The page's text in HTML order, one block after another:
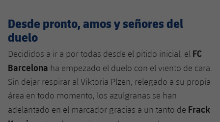
Estadi Johan Cruyff
Barça Cafe
Ciutat Esportiva
plusicon
más
Servicios
plusicon
más
SUB10 A
SUB9 A
SUB9 B
Jugadores
Fotos
Palmarés
Infantil A
Infantil B
Mini
Entradas
Resultados
Clasificaciones
Jugadores
Calendario
Resultados
Clasificaciones
Jugadores
Actualidad
Juvenil
Cadete A
Cadete B
PLUSICON
MÁS
Primer equipo
plusicon
más
Actualidad
Barça Atlètic
plusicon
más
Actualidad
Desde pronto, amos y señores del
duelo
Decididos a ir a por todas desde el pitido inicial, el FC
Barcelona ha empezado el duelo con el viento de cara.
Sin dejar respirar al Viktoria Plzen, relegado a su propia
área en todo momento, los azulgranas se han
adelantado en el marcador gracias a un tanto de Frack